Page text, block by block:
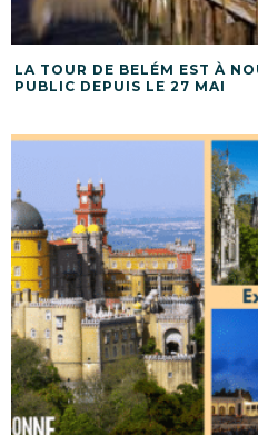
LA TOUR DE BELÉM EST À
PUBLIC DEPUIS LE 27 MAI